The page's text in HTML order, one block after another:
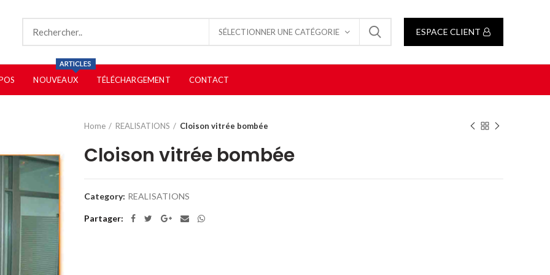
SÉLECTIONNER UNE CATÉGORIE ESPACE CLIENT
NOUVEAUX TÉLÉCHARGEMENT CONTACT
Home REALISATIONS Cloison vitrée bombée
Cloison vitrée bombée
Category: REALISATIONS
Partager